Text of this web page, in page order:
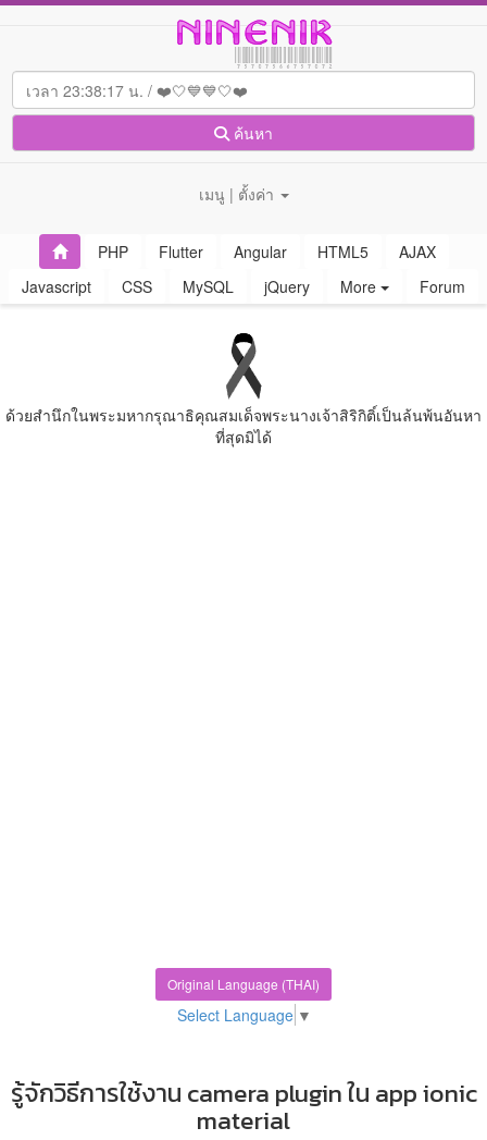
ค้นหา
เมนู | ตั้งค่า
PHP Flutter Angular HTML5
AJAX
Javascript
CSS MySQL jQuery More Forum
ด้วยสํานึกในพระมหากรุณาธิคุณสมเด็จพระนางเจ้าสิริกิติ์เป็นล้นพ้นอันหา
ที่สุดมิได้
Original Language (THAI)
Select Language ▼
รู้จักวิธีการใช้งาน camera plugin ใน app ionic
material